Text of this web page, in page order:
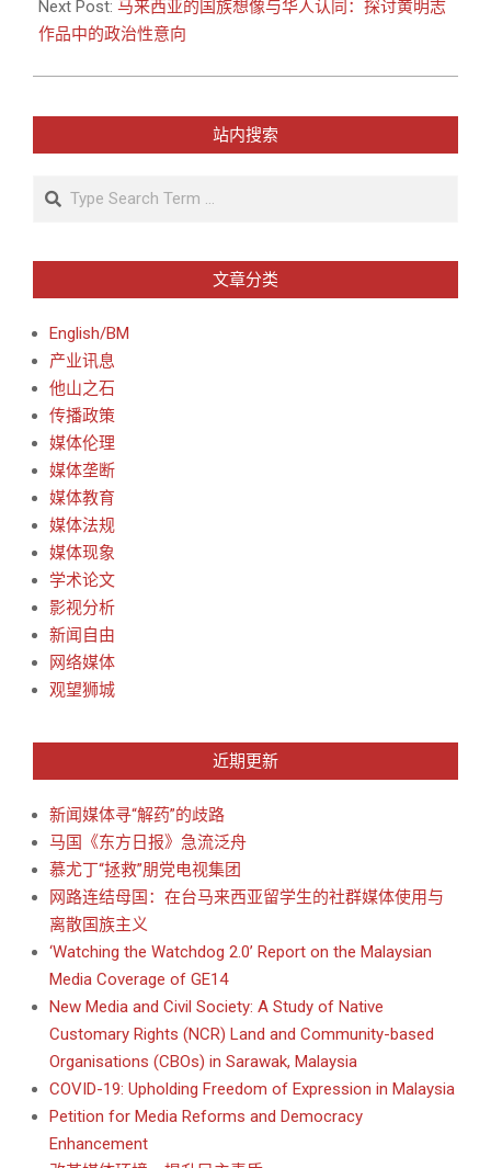
Next Post: 马来西亚的国族想像与华人认同：探讨黄明志
作品中的政治性意向
站内搜索
Search
文章分类
English/BM
产业讯息
他山之石
传播政策
媒体伦理
媒体垄断
媒体教育
媒体法规
媒体现象
学术论文
影视分析
新闻自由
网络媒体
观望狮城
近期更新
新闻媒体寻“解药”的歧路
马国《东方日报》急流泛舟
慕尤丁“拯救”朋党电视集团
网路连结母国：在台马来西亚留学生的社群媒体使用与
离散国族主义
‘Watching the Watchdog 2.0’ Report on the Malaysian
Media Coverage of GE14
New Media and Civil Society: A Study of Native
Customary Rights (NCR) Land and Community-based
Organisations (CBOs) in Sarawak, Malaysia
COVID-19: Upholding Freedom of Expression in Malaysia
Petition for Media Reforms and Democracy
Enhancement